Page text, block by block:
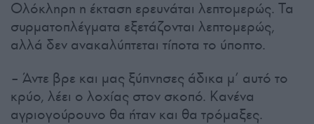
Ολόκληρη η έκταση ερευνάται λεπτομερώς. Τα
συρματοπλέγματα εξετάζονται λεπτομερώς,
αλλά δεν ανακαλύπτεται τίποτα το ύποπτο.
– Άντε βρε και μας ξύπνησες άδικα μ’ αυτό το
κρύο, λέει ο λοχίας στον σκοπό. Κανένα
αγριογούρουνο θα ήταν και θα τρόμαξες.